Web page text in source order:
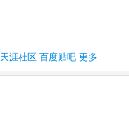
天涯社区 百度贴吧 更多